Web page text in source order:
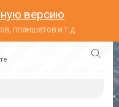
версию
планшетов и т.д